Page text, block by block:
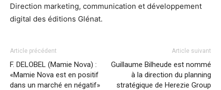
Direction marketing, communication et développement
digital des éditions Glénat.
Article précédent
F. DELOBEL (Mamie Nova) :
«Mamie Nova est en positif
dans un marché en négatif»
Article suivant
Guillaume Bilheude est nommé
à la direction du planning
stratégique de Herezie Group